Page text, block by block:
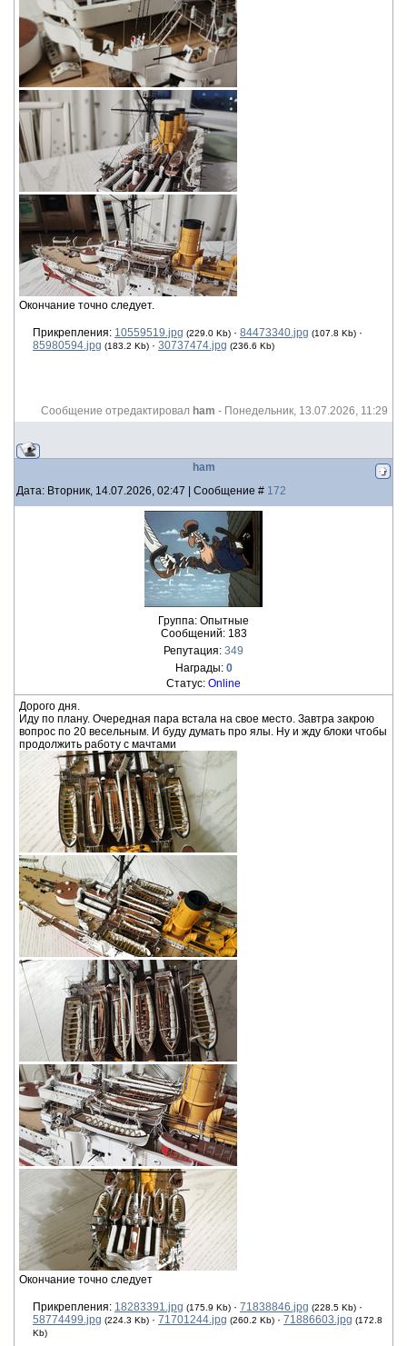
Окончание точно следует.
Прикрепления: 10559519.jpg (229.0 Kb) · 84473340.jpg (107.8 Kb) ·
85980594.jpg (183.2 Kb) · 30737474.jpg (236.6 Kb)
Сообщение отредактировал ham - Понедельник, 13.07.2026, 11:29
ham
Дата: Вторник, 14.07.2026, 02:47 | Сообщение # 172
Группа: Опытные
Сообщений: 183
Репутация: 349
Награды: 0
Статус: Online
Дорого дня.
Иду по плану. Очередная пара встала на свое место. Завтра закрою
вопрос по 20 весельным. И буду думать про ялы. Ну и жду блоки чтобы
продолжить работу с мачтами
Окончание точно следует
Прикрепления: 18283391.jpg (175.9 Kb) · 71838846.jpg (228.5 Kb) ·
58774499.jpg (224.3 Kb) · 71701244.jpg (260.2 Kb) · 71886603.jpg (172.8
Kb)